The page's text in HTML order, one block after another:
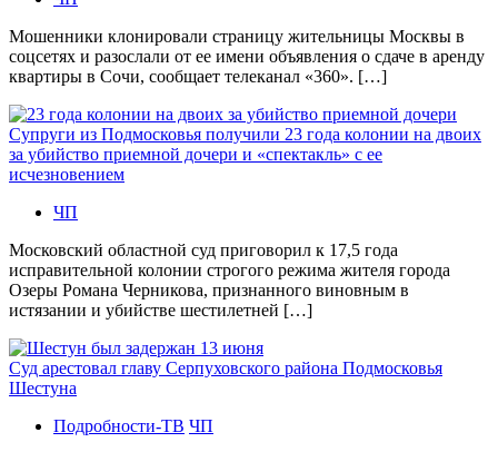
Мошенники клонировали страницу жительницы Москвы в
соцсетях и разослали от ее имени объявления о сдаче в аренду
квартиры в Сочи, сообщает телеканал «360». […]
Супруги из Подмосковья получили 23 года колонии на двоих
за убийство приемной дочери и «спектакль» с ее
исчезновением
ЧП
Московский областной суд приговорил к 17,5 года
исправительной колонии строгого режима жителя города
Озеры Романа Черникова, признанного виновным в
истязании и убийстве шестилетней […]
Суд арестовал главу Серпуховского района Подмосковья
Шестуна
Подробности-ТВ ЧП